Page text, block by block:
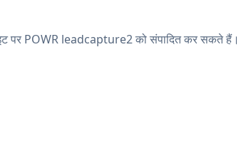
पर POWR leadcapture2 को संपादित कर सकते